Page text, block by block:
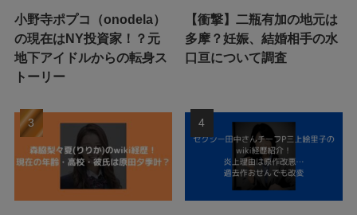
小野寺ポプコ（onodela）
の現在はNY投資家！？元
地下アイドルからの転身ス
トーリー
【衝撃】二瓶有加の地元は
多摩？妊娠、結婚相手の水
口亘について調査